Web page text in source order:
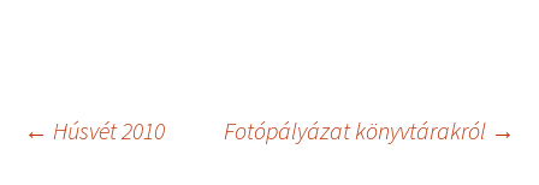
Bejegyzés
← Húsvét 2010 Fotópályázat könyvtárakról →